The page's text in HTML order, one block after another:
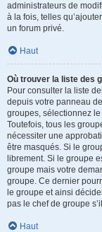
administrateurs de
à la fois, telles
un forum privé.
Haut
Où trouver la liste des
Pour consulter la liste
depuis votre panneau
groupes, sélectionnez
Toutefois, tous les
nécessiter une
être masqués. Si le
librement. Si le groupe
groupe mais votre
groupe. Ce dernier
le groupe et ainsi
pas le chef de groupe
Haut